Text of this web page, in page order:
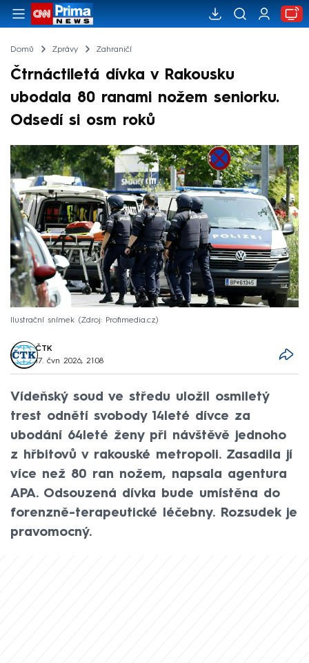
Domů Zprávy Zahraničí
Čtrnáctiletá dívka v Rakousku
ubodala 80 ranami nožem seniorku.
Odsedí si osm roků
Ilustrační snímek Zdroj: Profimedia.cz
ČTK
17. čvn 2026, 21:08
Vídeňský soud ve středu uložil osmiletý
trest odnětí svobody 14leté dívce za
ubodání 64leté ženy při návštěvě jednoho
z hřbitovů v rakouské metropoli. Zasadila jí
více než 80 ran nožem, napsala agentura
APA. Odsouzená dívka bude umístěna do
forenzně-terapeutické léčebny. Rozsudek je
pravomocný.